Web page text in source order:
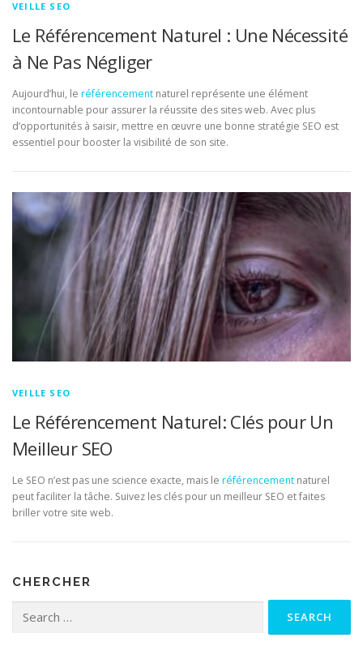
VEILLE SEO
Le Référencement Naturel : Une Nécessité
à Ne Pas Négliger
Aujourd’hui, le référencement naturel représente une élément
incontournable pour assurer la réussite des sites web. Avec plus
d’opportunités à saisir, mettre en œuvre une bonne stratégie SEO est
essentiel pour booster la visibilité de son site.
VEILLE SEO
Le Référencement Naturel: Clés pour Un
Meilleur SEO
Le SEO n’est pas une science exacte, mais le référencement naturel
peut faciliter la tâche. Suivez les clés pour un meilleur SEO et faites
briller votre site web.
CHERCHER